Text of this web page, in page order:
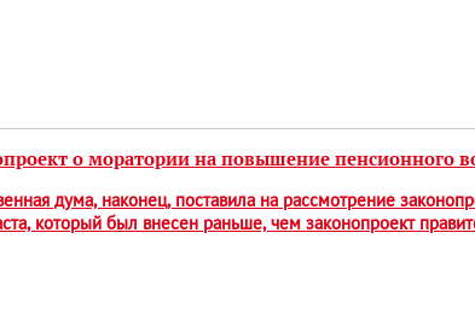
о моратории на повышение пенсионного
дума, наконец, поставила на рассмотрение
который был внесен раньше, чем законопроект